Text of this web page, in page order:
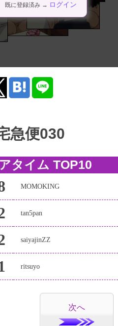
既に登録済み → ログイン
急便030
タイム TOP10
MOMOKING
tan5pan
saiyajinZZ
ritsuyo
次へ